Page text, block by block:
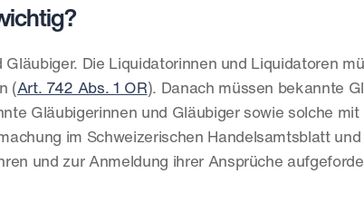
Die Liquidatorinnen und Liquidatoren
(Art. 742 Abs. 1 OR). Danach müssen bekannte
Gläubigerinnen und Gläubiger sowie solche
im Schweizerischen Handelsamtsblatt
und zur Anmeldung ihrer Ansprüche